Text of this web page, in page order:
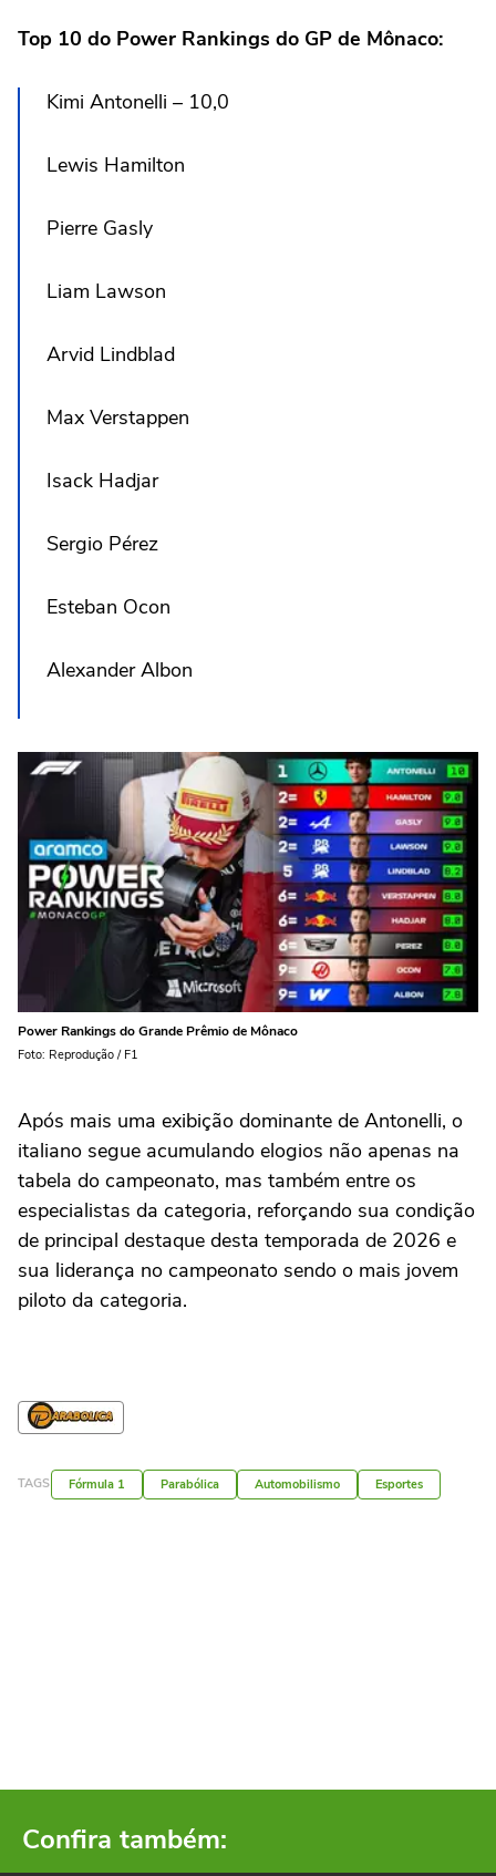
Top 10 do Power Rankings do GP de Mônaco:
Kimi Antonelli – 10,0
Lewis Hamilton
Pierre Gasly
Liam Lawson
Arvid Lindblad
Max Verstappen
Isack Hadjar
Sergio Pérez
Esteban Ocon
Alexander Albon
Power Rankings do Grande Prêmio de Mônaco
Foto: Reprodução / F1
Após mais uma exibição dominante de Antonelli, o
italiano segue acumulando elogios não apenas na
tabela do campeonato, mas também entre os
especialistas da categoria, reforçando sua condição
de principal destaque desta temporada de 2026 e
sua liderança no campeonato sendo o mais jovem
piloto da categoria.
TAGS Fórmula 1 Parabólica Automobilismo Esportes
Confira também: